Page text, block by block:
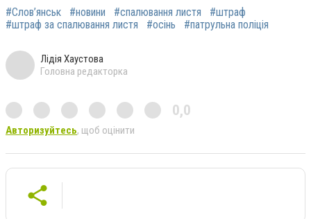
#Слов’янськ #новини #спалювання листя
#штраф
#штраф за спалювання листя
#осінь #патрульна поліція
Лідія Хаустова
Головна редакторка
0,0
Авторизуйтесь, щоб оцінити